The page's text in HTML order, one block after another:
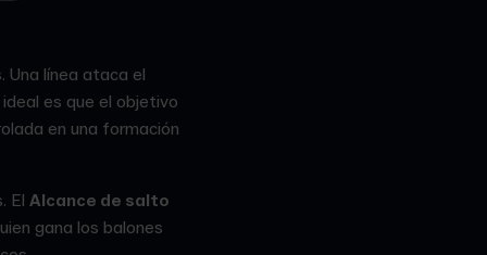
línea ataca el
es que el objetivo
en una formación
El Alcance de salto
gana los balones